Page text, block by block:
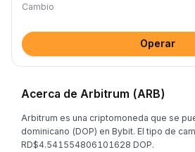
Cambio
Operar
Acerca de Arbitrum (ARB)
Arbitrum es una criptomoneda que se
dominicano (DOP) en Bybit. El tipo de
RD$4.541554806101628 DOP.